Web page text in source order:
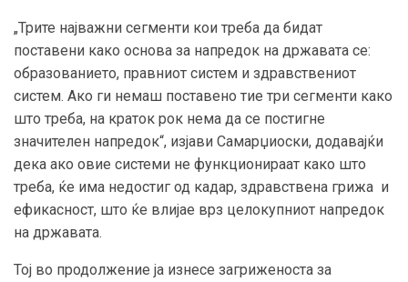
„Трите најважни сегменти кои треба да бидат
поставени како основа за напредок на државата се:
образованието, правниот систем и здравствениот
систем. Ако ги немаш поставено тие три сегменти како
што треба, на краток рок нема да се постигне
значителен напредок“, изјави Самарџиоски, додавајќи
дека ако овие системи не функционираат како што
треба, ќе има недостиг од кадар, здравствена грижа и
ефикасност, што ќе влијае врз целокупниот напредок
на државата.
Тој во продолжение ја изнесе загриженоста за